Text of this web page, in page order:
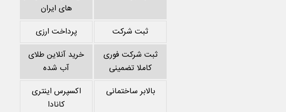
های ایران
ثبت شرکت
پرداخت ارزی
ثبت شرکت فوری
کاملا تضمینی
خرید آنلاین طلای
آب شده
بالابر ساختمانی
اکسپرس اینتری
کانادا